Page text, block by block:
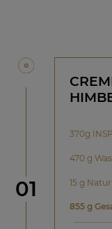
Schritt
01
370g
470 g
15 g
855 g